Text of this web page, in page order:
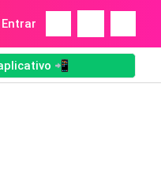
Entrar
📲